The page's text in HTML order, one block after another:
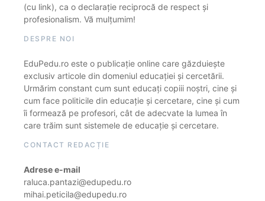
(cu link), ca o declarație reciprocă de respect și
profesionalism. Vă mulțumim!
DESPRE NOI
EduPedu.ro este o publicație online care găzduiește
exclusiv articole din domeniul educației și cercetării.
Urmărim constant cum sunt educați copiii noștri, cine și
cum face politicile din educație și cercetare, cine și cum
îi formează pe profesori, cât de adecvate la lumea în
care trăim sunt sistemele de educație și cercetare.
CONTACT REDACȚIE
Adrese e-mail
raluca.pantazi@edupedu.ro
mihai.peticila@edupedu.ro